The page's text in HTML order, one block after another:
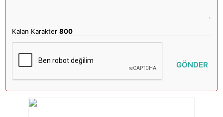
Kalan Karakter800
GÖNDER